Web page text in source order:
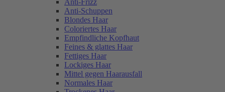
Anti-Frizz
Anti-Schuppen
Blondes Haar
Coloriertes Haar
Empfindliche Kopfhaut
Feines & glattes Haar
Fettiges Haar
Lockiges Haar
Mittel gegen Haarausfall
Normales Haar